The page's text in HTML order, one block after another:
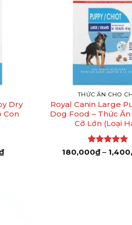
Dry
Con
Khoảng
giá:
THỨC ĂN CHO
Royal Canin Large
Dog Food – Thức Ăn
Cỡ Lớn (Loại
Được xếp
180,000₫ –